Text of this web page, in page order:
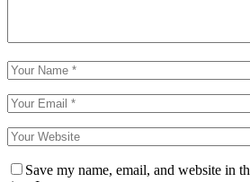
Save my name, email, and website in